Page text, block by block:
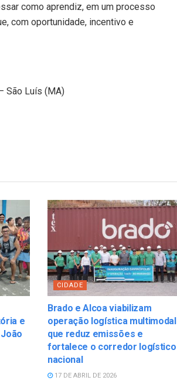
como aprendiz, em um processo
com oportunidade, incentivo e
São Luís (MA)
e
CIDADE
Brado e Alcoa viabilizam
operação logística multimodal
que reduz emissões e
fortalece o corredor logístico
nacional
17 DE ABRIL DE 2026